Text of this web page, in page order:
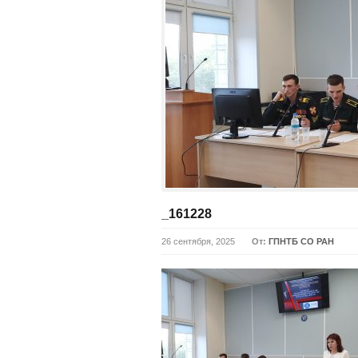
_161228
26 сентября, 2025 От: ГПНТБ СО РАН